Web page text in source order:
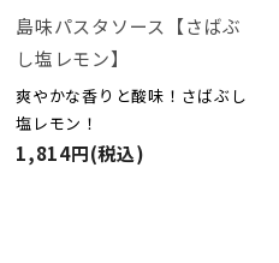
島味パスタソース【さばぶ
し塩レモン】
爽やかな香りと酸味！さばぶし
塩レモン！
1,814円(税込)